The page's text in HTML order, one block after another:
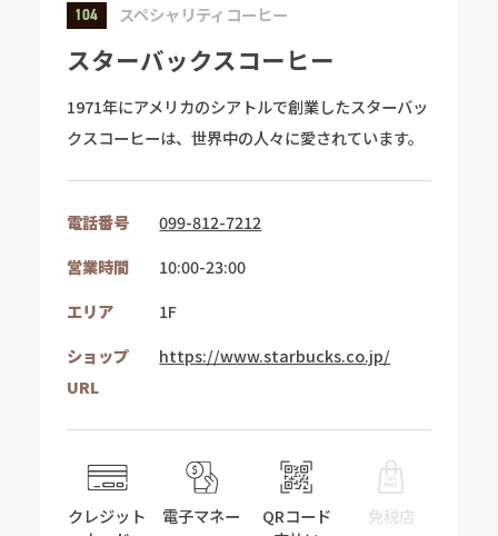
104 スペシャリティコーヒー
スターバックスコーヒー
1971年にアメリカのシアトルで創業したスターバッ
クスコーヒーは、世界中の人々に愛されています。
電話番号
099-812-7212
営業時間
10:00-23:00
エリア
1F
ショップ
URL
https://www.starbucks.co.jp/
クレジット
電子マネー
QRコード
免税店